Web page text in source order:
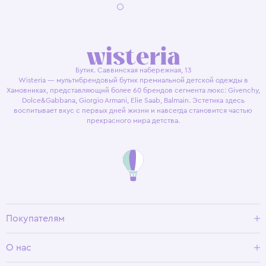
Бутик. Саввинская набережная, 13
Wisteria — мультибрендовый бутик премиальной детской одежды в
Хамовниках, представляющий более 60 брендов сегмента люкс: Givenchy,
Dolce&Gabbana, Giorgio Armani, Elie Saab, Balmain. Эстетика здесь
воспитывает вкус с первых дней жизни и навсегда становится частью
прекрасного мира детства.
Покупателям
Условия возврата
О нас